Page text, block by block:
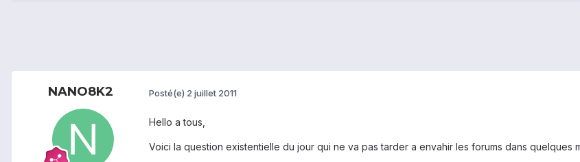
NANO8K2 Posté(e) 2 juillet 2011
Hello a tous,
Voici la question existentielle du jour qui ne va pas tarder a envahir les forums dans quelques